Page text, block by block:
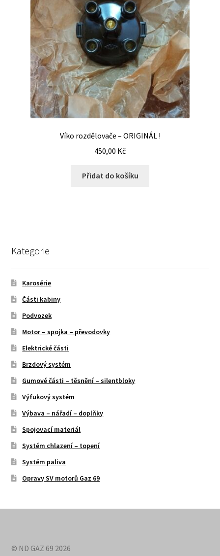
Víko rozdělovače – ORIGINÁL !
450,00 Kč
Přidat do košíku
Kategorie
Karosérie
Části kabiny
Podvozek
Motor – spojka – převodovky
Elektrické části
Brzdový systém
Gumové části – těsnění – silentbloky
Výfukový systém
Výbava – nářadí – doplňky
Spojovací materiál
Systém chlazení – topení
Systém paliva
Opravy SV motorů Gaz 69
© ND GAZ 69 2026